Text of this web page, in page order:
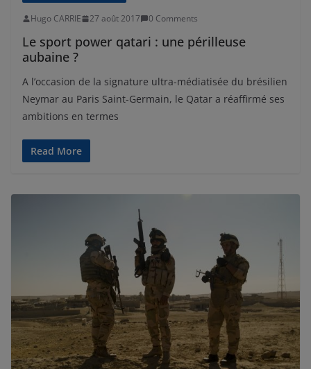
Hugo CARRIE 27 août 2017 0 Comments
Le sport power qatari : une périlleuse
aubaine ?
A l’occasion de la signature ultra-médiatisée du brésilien
Neymar au Paris Saint-Germain, le Qatar a réaffirmé ses
ambitions en termes
Read More